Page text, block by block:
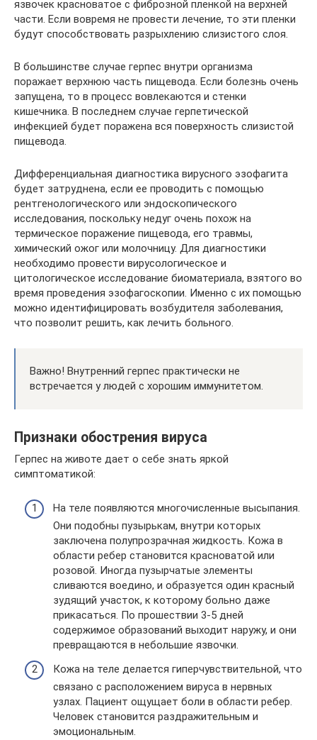
язвочек красноватое с фиброзной пленкой на верхней
части. Если вовремя не провести лечение, то эти пленки
будут способствовать разрыхлению слизистого слоя.
В большинстве случае герпес внутри организма
поражает верхнюю часть пищевода. Если болезнь очень
запущена, то в процесс вовлекаются и стенки
кишечника. В последнем случае герпетической
инфекцией будет поражена вся поверхность слизистой
пищевода.
Дифференциальная диагностика вирусного эзофагита
будет затруднена, если ее проводить с помощью
рентгенологического или эндоскопического
исследования, поскольку недуг очень похож на
термическое поражение пищевода, его травмы,
химический ожог или молочницу. Для диагностики
необходимо провести вирусологическое и
цитологическое исследование биоматериала, взятого во
время проведения эзофагоскопии. Именно с их помощью
можно идентифицировать возбудителя заболевания,
что позволит решить, как лечить больного.
Важно! Внутренний герпес практически не
встречается у людей с хорошим иммунитетом.
Признаки обострения вируса
Герпес на животе дает о себе знать яркой
симптоматикой:
На теле появляются многочисленные высыпания.
Они подобны пузырькам, внутри которых
заключена полупрозрачная жидкость. Кожа в
области ребер становится красноватой или
розовой. Иногда пузырчатые элементы
сливаются воедино, и образуется один красный
зудящий участок, к которому больно даже
прикасаться. По прошествии 3-5 дней
содержимое образований выходит наружу, и они
превращаются в небольшие язвочки.
Кожа на теле делается гиперчувствительной, что
связано с расположением вируса в нервных
узлах. Пациент ощущает боли в области ребер.
Человек становится раздражительным и
эмоциональным.